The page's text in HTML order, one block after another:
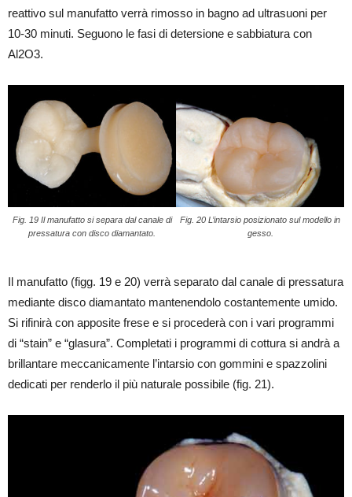
reattivo sul manufatto verrà rimosso in bagno ad ultrasuoni per
10-30 minuti. Seguono le fasi di detersione e sabbiatura con
Al2O3.
Fig. 19 Il manufatto si separa dal canale di
pressatura con disco diamantato.
Fig. 20 L’intarsio posizionato sul modello in
gesso.
Il manufatto (figg. 19 e 20) verrà separato dal canale di pressatura
mediante disco diamantato mantenendolo costantemente umido.
Si rifinirà con apposite frese e si procederà con i vari programmi
di “stain” e “glasura”. Completati i programmi di cottura si andrà a
brillantare meccanicamente l’intarsio con gommini e spazzolini
dedicati per renderlo il più naturale possibile (fig. 21).